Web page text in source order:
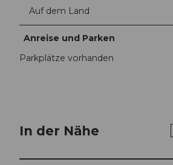
Auf dem Land
Anreise und Parken
Parkplätze vorhanden
In der Nähe